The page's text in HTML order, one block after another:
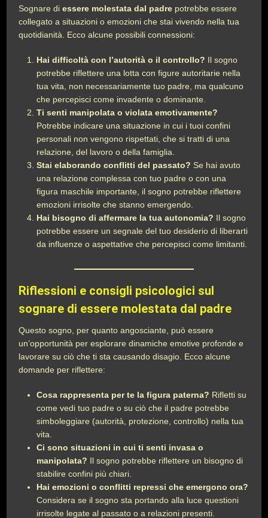
Sognare diessere molestata dal padre potrebbe essere
collegato a situazioni o emozioni che stai vivendo nella tua
quotidianità. Ecco alcune possibili connessioni:
Hai difficoltà con l’autorità o il controllo? Il sogno
potrebbe riflettere una lotta con figure autoritarie nella
tua vita, non necessariamente tuo padre, ma qualcuno
che percepisci come invadente o dominante.
Ti senti manipolata o violata emotivamente?
Potrebbe indicare una situazione in cui i tuoi confini
personali non vengono rispettati, che si tratti di una
relazione, del lavoro o della famiglia.
Stai elaborando conflitti del passato? Se hai avuto
una relazione complessa con tuo padre o con una
figura maschile importante, il sogno potrebbe riflettere
emozioni irrisolte che stanno emergendo.
Hai bisogno di affermare la tua autonomia? Il sogno
potrebbe essere un segnale del tuo desiderio di liberarti
da influenze o aspettative che percepisci come limitanti.
Riflessioni e consigli psicologici sul
sognare di essere molestata dal padre
Questo sogno, per quanto angosciante, può essere
un’opportunità per esplorare dinamiche emotive profonde e
lavorare su ciò che ti sta causando disagio. Ecco alcune
domande per riflettere:
Cosa rappresenta per te la figura paterna? Rifletti su
come vedi tuo padre o su ciò che il padre potrebbe
simboleggiare (autorità, protezione, controllo) nella tua
vita.
Ci sono situazioni in cui ti senti invasa o
manipolata? Il sogno potrebbe riflettere un bisogno di
stabilire confini più chiari.
Hai emozioni o conflitti repressi che emergono ora?
Considera se il sogno sta portando alla luce questioni
irrisolte legate al passato o a relazioni presenti.